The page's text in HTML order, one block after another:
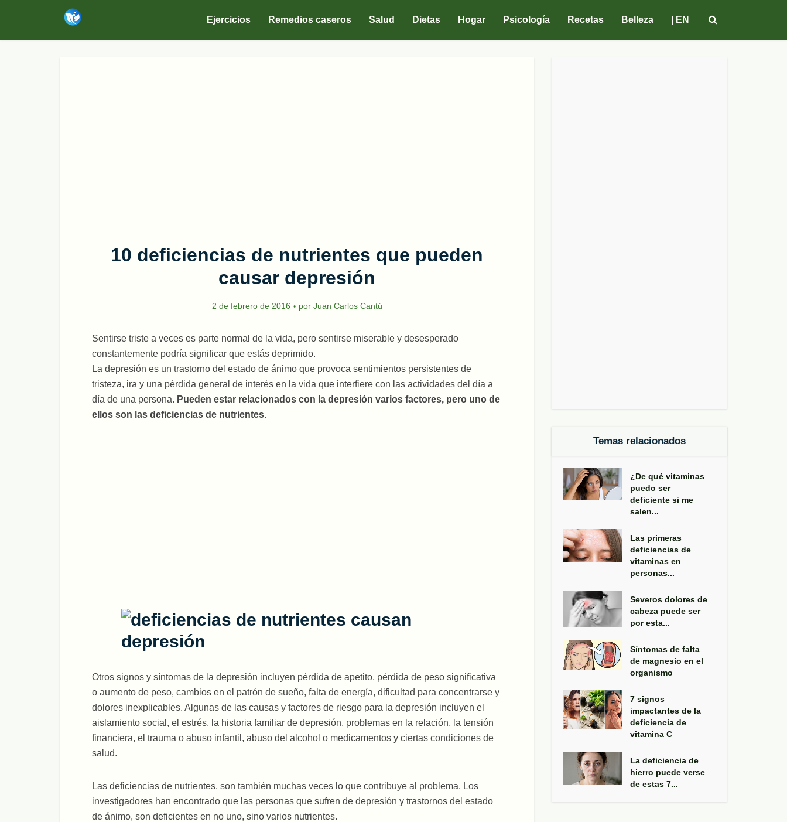
Ejercicios Remedios caseros Salud Dietas Hogar Psicología Recetas Belleza | EN
10 deficiencias de nutrientes que pueden
causar depresión
2 de febrero de 2016 por Juan Carlos Cantú
Sentirse triste a veces es parte normal de la vida, pero sentirse miserable y desesperado
constantemente podría significar que estás deprimido.
La depresión es un trastorno del estado de ánimo que provoca sentimientos persistentes de
tristeza, ira y una pérdida general de interés en la vida que interfiere con las actividades del día a
día de una persona. Pueden estar relacionados con la depresión varios factores, pero uno de
ellos son las deficiencias de nutrientes.
Otros signos y síntomas de la depresión incluyen pérdida de apetito, pérdida de peso significativa
o aumento de peso, cambios en el patrón de sueño, falta de energía, dificultad para concentrarse y
dolores inexplicables. Algunas de las causas y factores de riesgo para la depresión incluyen el
aislamiento social, el estrés, la historia familiar de depresión, problemas en la relación, la tensión
financiera, el trauma o abuso infantil, abuso del alcohol o medicamentos y ciertas condiciones de
salud.
Las deficiencias de nutrientes, son también muchas veces lo que contribuye al problema. Los
investigadores han encontrado que las personas que sufren de depresión y trastornos del estado
de ánimo, son deficientes en no uno, sino varios nutrientes.
Temas relacionados
¿De qué vitaminas
puedo ser
deficiente si me
salen...
Las primeras
deficiencias de
vitaminas en
personas...
Severos dolores de
cabeza puede ser
por esta...
Síntomas de falta
de magnesio en el
organismo
7 signos
impactantes de la
deficiencia de
vitamina C
La deficiencia de
hierro puede verse
de estas 7...